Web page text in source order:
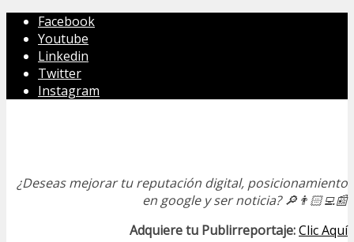
Facebook
Youtube
Linkedin
Twitter
Instagram
¿Deseas mejorar tu reputación digital, posicionamiento
en google y ser noticia?🔎👨🏻‍💻📰
Adquiere tu Publirreportaje:Clic Aquí